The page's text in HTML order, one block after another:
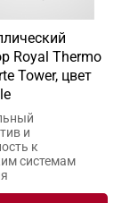
Royal Thermo
Tower, цвет
и
к
системам